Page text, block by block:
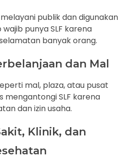
publik dan digunakan
punya SLF karena
banyak orang.
dan Mal
mal, plaza, atau pusat
mengantongi SLF karena
dan izin usaha.
Klinik, dan